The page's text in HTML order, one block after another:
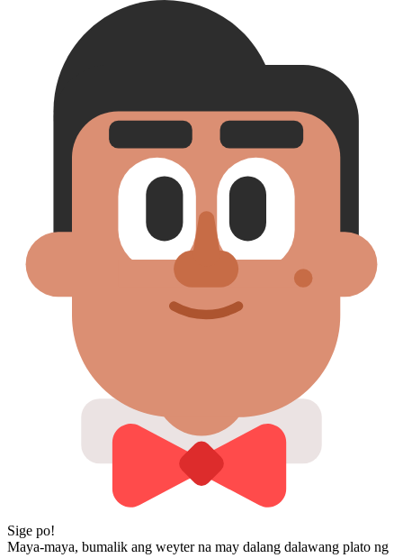
Sige po!
Maya-maya, bumalik ang weyter na may dalang dalawang plato ng